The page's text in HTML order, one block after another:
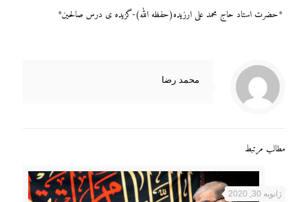
*حضرت استاد حاج محمد علی ارزیده(حفظه الله)-گزیده ی درس صالحین*
محمد رضا
مطالب مرتبط
ژانویه 30, 2020